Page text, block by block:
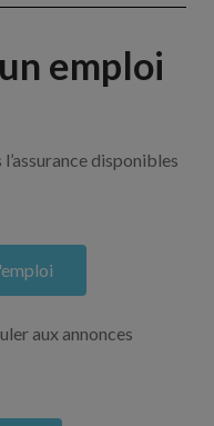
emploi
disponibles
aux annonces